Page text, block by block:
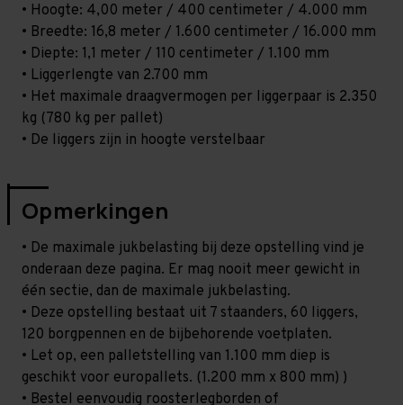
• Hoogte: 4,00 meter / 400 centimeter / 4.000 mm
• Breedte: 16,8 meter / 1.600 centimeter / 16.000 mm
• Diepte: 1,1 meter / 110 centimeter / 1.100 mm
• Liggerlengte van 2.700 mm
• Het maximale draagvermogen per liggerpaar is 2.350
kg (780 kg per pallet)
• De liggers zijn in hoogte verstelbaar
Opmerkingen
• De maximale jukbelasting bij deze opstelling vind je
onderaan deze pagina. Er mag nooit meer gewicht in
één sectie, dan de maximale jukbelasting.
• Deze opstelling bestaat uit 7 staanders, 60 liggers,
120 borgpennen en de bijbehorende voetplaten.
• Let op, een palletstelling van 1.100 mm diep is
geschikt voor europallets. (1.200 mm x 800 mm) )
• Bestel eenvoudig roosterlegborden of